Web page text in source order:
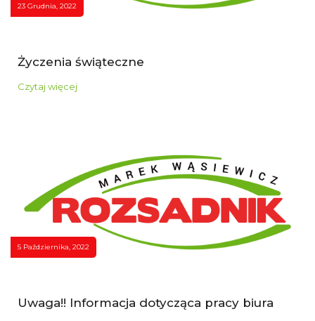
23 Grudnia, 2022
Życzenia świąteczne
Czytaj więcej
5 Października, 2022
Uwaga!! Informacja dotycząca pracy biura